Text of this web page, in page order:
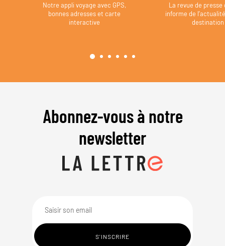
Notre appli voyage avec GPS,
bonnes adresses et carte
interactive
La revue de presse
informe de
destination
Abonnez-vous à notre
newsletter